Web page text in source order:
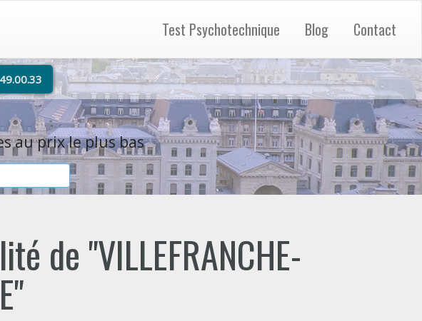
Test Psychotechnique Blog Contact
au prix le plus bas
de "VILLEFRANCHE-